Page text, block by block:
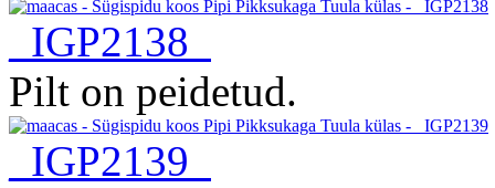
_IGP2138
Pilt on peidetud.
_IGP2139